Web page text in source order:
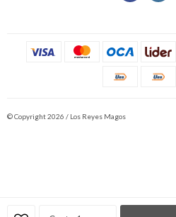
© Copyright 2026 / Los Reyes Magos